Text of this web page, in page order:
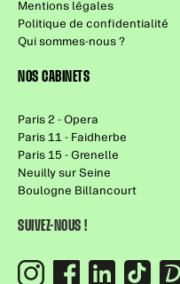
Mentions légales
Politique de confidentialité
Qui sommes-nous ?
NOS CABINETS
Paris 2 - Opera
Paris 11 - Faidherbe
Paris 15 - Grenelle
Neuilly sur Seine
Boulogne Billancourt
SUIVEZ-NOUS !